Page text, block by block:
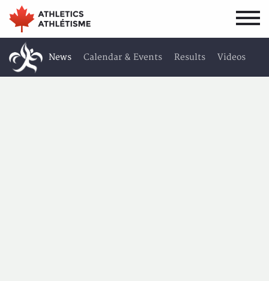
Skip
navigation
Skip
primary
content
News Calendar & Events Results Videos